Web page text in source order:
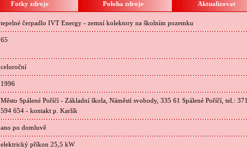
Fotky zdroje Poloha zdroje Aktualizovat
tepelné čerpadlo IVT Energy - zemní kolektory na školním pozemku
65
celoroční
1996
Město Spálené Poříčí - Základní škola, Náměstí svobody, 335 61 Spálené Poříčí, tel.: 371
594 654 - kontakt p. Karlík
ano po domluvě
elektrický příkon 25,5 kW